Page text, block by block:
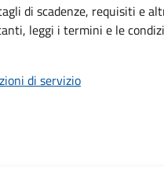
di scadenze, requisiti e
leggi i termini e le
di servizio